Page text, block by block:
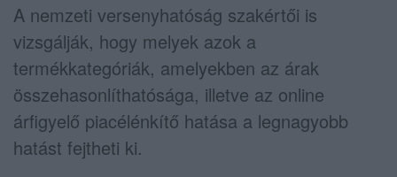
A nemzeti versenyhatóság szakértői is
vizsgálják, hogy melyek azok a
termékkategóriák, amelyekben az árak
összehasonlíthatósága, illetve az online
árfigyelő piacélénkítő hatása a legnagyobb
hatást fejtheti ki.